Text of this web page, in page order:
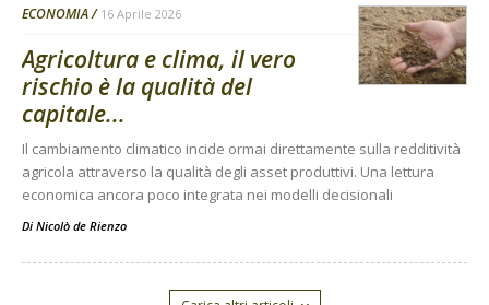
ECONOMIA 16 Aprile 2026
Agricoltura e clima, il vero
rischio è la qualità del
capitale...
Il cambiamento climatico incide ormai direttamente sulla redditività
agricola attraverso la qualità degli asset produttivi. Una lettura
economica ancora poco integrata nei modelli decisionali
Di Nicolò de Rienzo